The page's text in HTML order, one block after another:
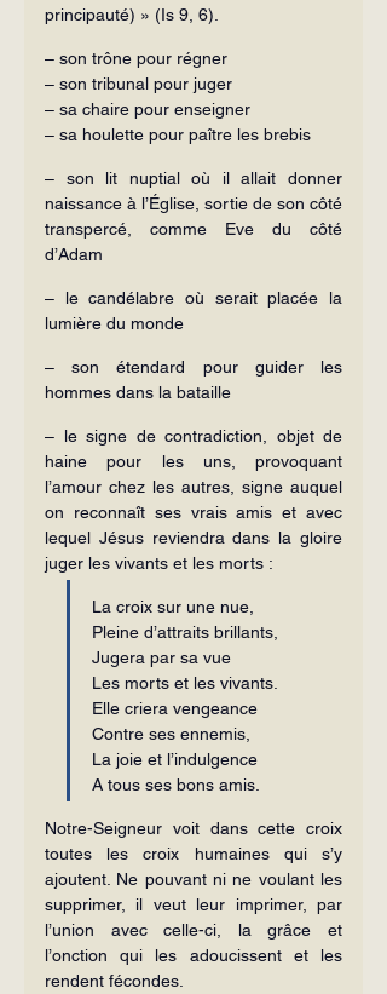
principauté) » (Is 9, 6).
– son trône pour régner
– son tribunal pour juger
– sa chaire pour enseigner
– sa houlette pour paître les brebis
– son lit nuptial où il allait donner
naissance à l’Église, sortie de son côté
transpercé, comme Eve du côté
d’Adam
– le candélabre où serait placée la
lumière du monde
– son étendard pour guider les
hommes dans la bataille
– le signe de contradiction, objet de
haine pour les uns, provoquant
l’amour chez les autres, signe auquel
on reconnaît ses vrais amis et avec
lequel Jésus reviendra dans la gloire
juger les vivants et les morts :
La croix sur une nue,
Pleine d’attraits brillants,
Jugera par sa vue
Les morts et les vivants.
Elle criera vengeance
Contre ses ennemis,
La joie et l’indulgence
A tous ses bons amis.
Notre-Seigneur voit dans cette croix
toutes les croix humaines qui s’y
ajoutent. Ne pouvant ni ne voulant les
supprimer, il veut leur imprimer, par
l’union avec celle-ci, la grâce et
l’onction qui les adoucissent et les
rendent fécondes.